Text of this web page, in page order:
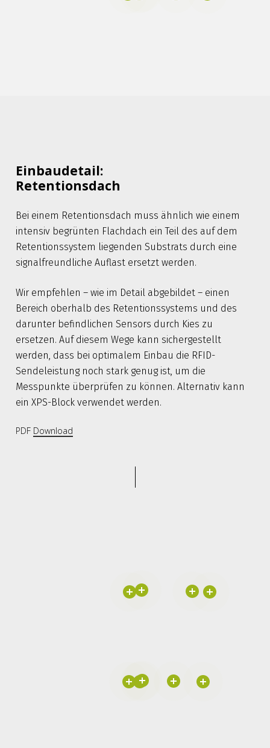
Einbaudetail:
Retentionsdach
Bei einem Retentionsdach muss ähnlich wie einem
intensiv begrünten Flachdach ein Teil des auf dem
Retentionssystem liegenden Substrats durch eine
signalfreundliche Auflast ersetzt werden.
Wir empfehlen – wie im Detail abgebildet – einen
Bereich oberhalb des Retentionssystems und des
darunter befindlichen Sensors durch Kies zu
ersetzen. Auf diesem Wege kann sichergestellt
werden, dass bei optimalem Einbau die RFID-
Sendeleistung noch stark genug ist, um die
Messpunkte überprüfen zu können. Alternativ kann
ein XPS-Block verwendet werden.
PDF Download